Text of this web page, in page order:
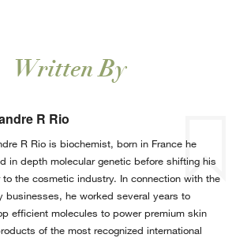
Written By
R Rio
R Rio is biochemist, born in France he
in depth molecular genetic before shifting his
to the cosmetic industry. In connection with the
businesses, he worked several years to
efficient molecules to power premium skin
of the most recognized international